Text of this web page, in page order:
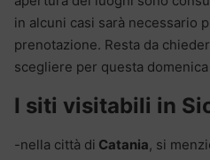
in alcuni casi sarà necessario
prenotazione. Resta da
scegliere per questa
I siti visitabili in
-nella città di Catania, si